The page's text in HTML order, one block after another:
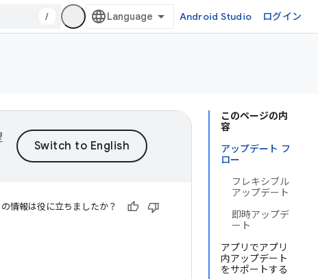
/ Android Studio ログイン
このページの内
容
アップデート フ
ロー
フレキシブル
アップデート
即時アップデ
ート
アプリでアプリ
内アップデート
をサポートする
の情報は役に立ちましたか？